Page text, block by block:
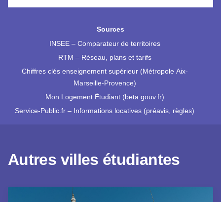
Sources
INSEE – Comparateur de territoires
RTM – Réseau, plans et tarifs
Chiffres clés enseignement supérieur (Métropole Aix-
Marseille-Provence)
Mon Logement Étudiant (beta.gouv.fr)
Service-Public.fr – Informations locatives (préavis, règles)
Autres villes étudiantes